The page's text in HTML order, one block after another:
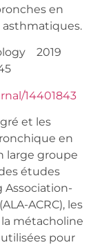
en
asthmatiques.
2019
14401843
et les
en
large groupe
études
Association-
ACRC), les
métacholine
utilisées pour